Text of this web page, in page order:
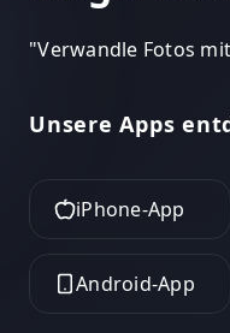
"Verwandle Fotos
Unsere Apps
iPhone-App
Android-App